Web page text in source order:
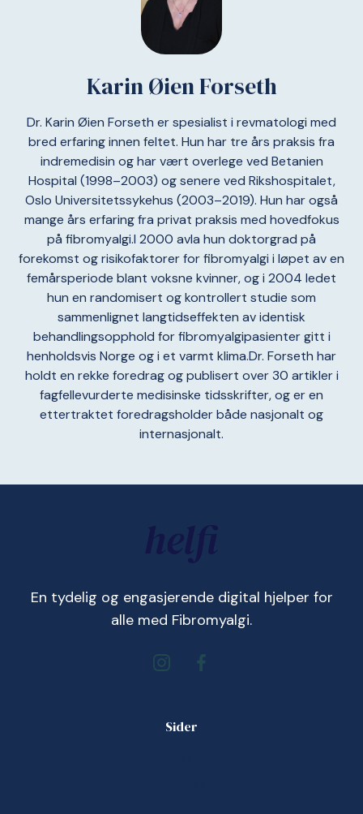
Karin Øien Forseth
Dr. Karin Øien Forseth er spesialist i revmatologi med
bred erfaring innen feltet. Hun har tre års praksis fra
indremedisin og har vært overlege ved Betanien
Hospital (1998–2003) og senere ved Rikshospitalet,
Oslo Universitetssykehus (2003–2019). Hun har også
mange års erfaring fra privat praksis med hovedfokus
på fibromyalgi.I 2000 avla hun doktorgrad på
forekomst og risikofaktorer for fibromyalgi i løpet av en
femårsperiode blant voksne kvinner, og i 2004 ledet
hun en randomisert og kontrollert studie som
sammenlignet langtidseffekten av identisk
behandlingsopphold for fibromyalgipasienter gitt i
henholdsvis Norge og i et varmt klima.Dr. Forseth har
holdt en rekke foredrag og publisert over 30 artikler i
fagfellevurderte medisinske tidsskrifter, og er en
ettertraktet foredragsholder både nasjonalt og
internasjonalt.
En tydelig og engasjerende digital hjelper for
alle med Fibromyalgi.
Sider